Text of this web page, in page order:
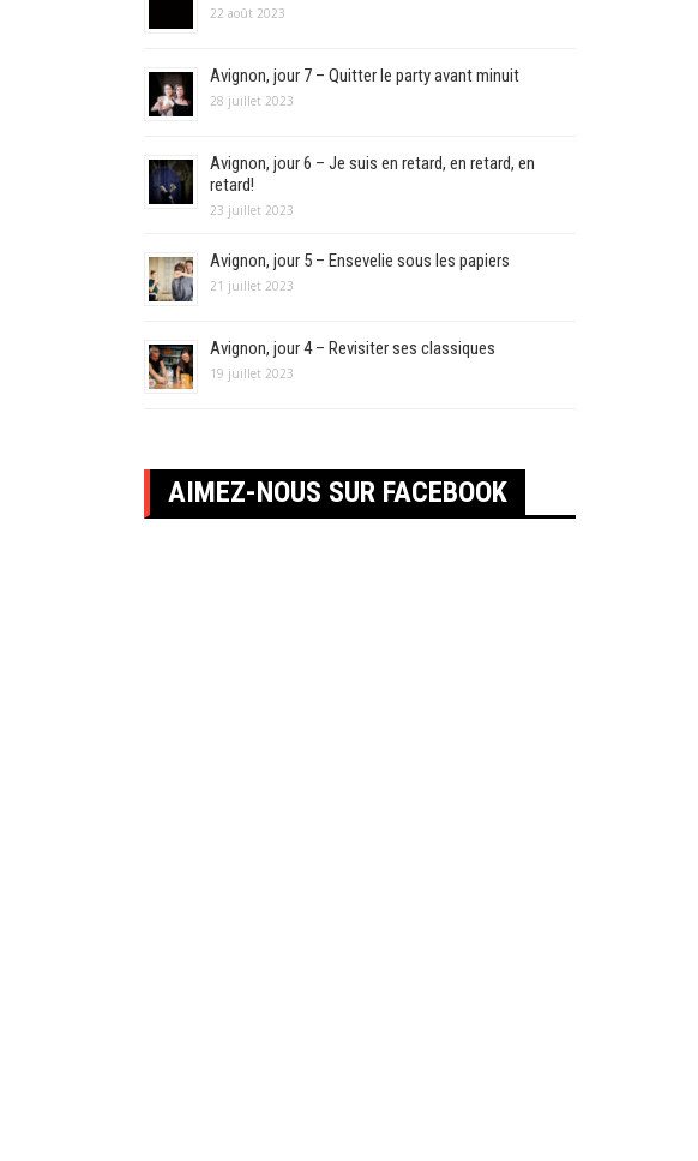
22 août 2023
Avignon, jour 7 – Quitter le party avant minuit
28 juillet 2023
Avignon, jour 6 – Je suis en retard, en retard, en
retard!
23 juillet 2023
Avignon, jour 5 – Ensevelie sous les papiers
21 juillet 2023
Avignon, jour 4 – Revisiter ses classiques
19 juillet 2023
AIMEZ-NOUS SUR FACEBOOK